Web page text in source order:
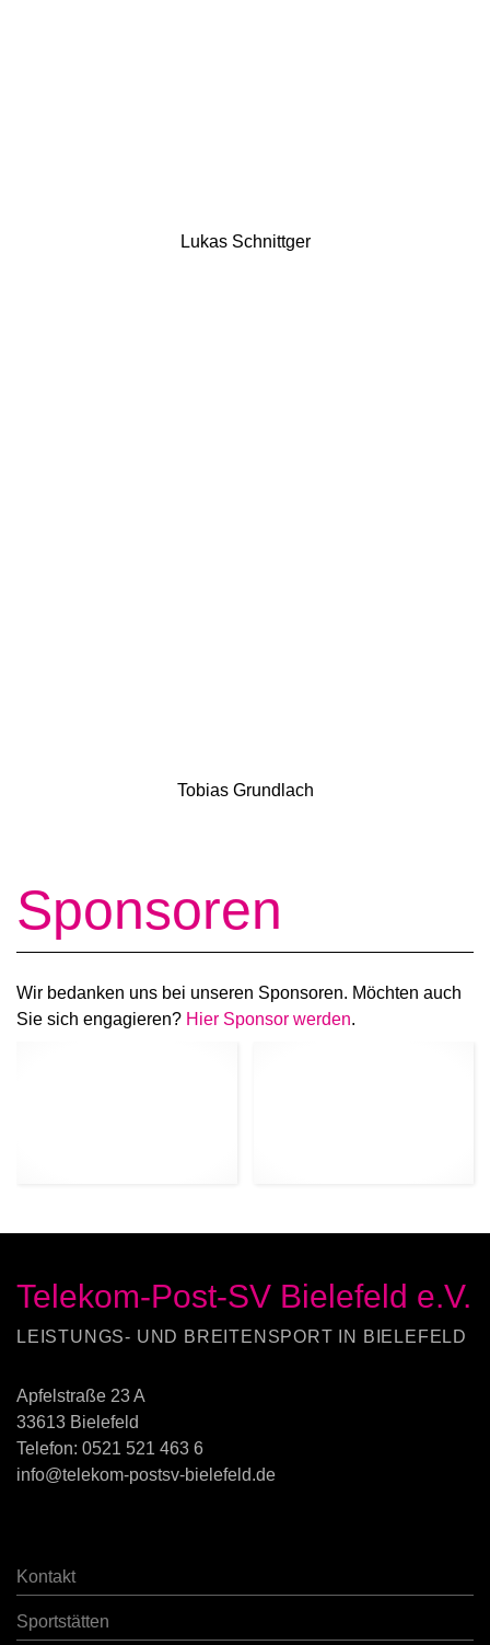
Lukas Schnittger
Tobias Grundlach
Sponsoren
Wir bedanken uns bei unseren Sponsoren. Möchten auch
Sie sich engagieren? Hier Sponsor werden.
Telekom-Post-SV Bielefeld e.V.
LEISTUNGS- UND BREITENSPORT IN BIELEFELD
Apfelstraße 23 A
33613 Bielefeld
Telefon: 0521 521 463 6
info@telekom-postsv-bielefeld.de
Kontakt
Sportstätten